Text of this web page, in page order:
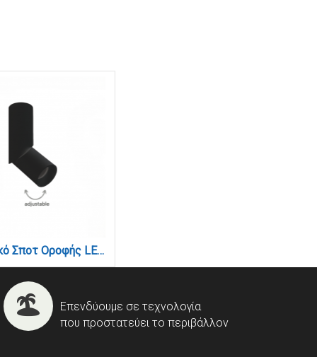
Φωτιστικό Σποτ Οροφής LED 12W, 3CCT, Μαύρο, 36° D:5x16,5cm (9091-Black)
Επενδύουμε σε τεχνολογία
που προστατεύει το περιβάλλον